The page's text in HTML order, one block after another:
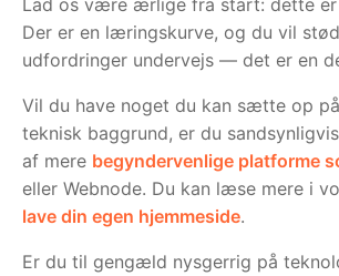
Der er en læringskurve, og du vil
udfordringer undervejs — det er en
Vil du have noget du kan sætte op
teknisk baggrund, er du
af mere begyndervenlige platforme
eller Webnode. Du kan læse mere i
lave din egen hjemmeside.
Er du til gengæld nysgerrig på